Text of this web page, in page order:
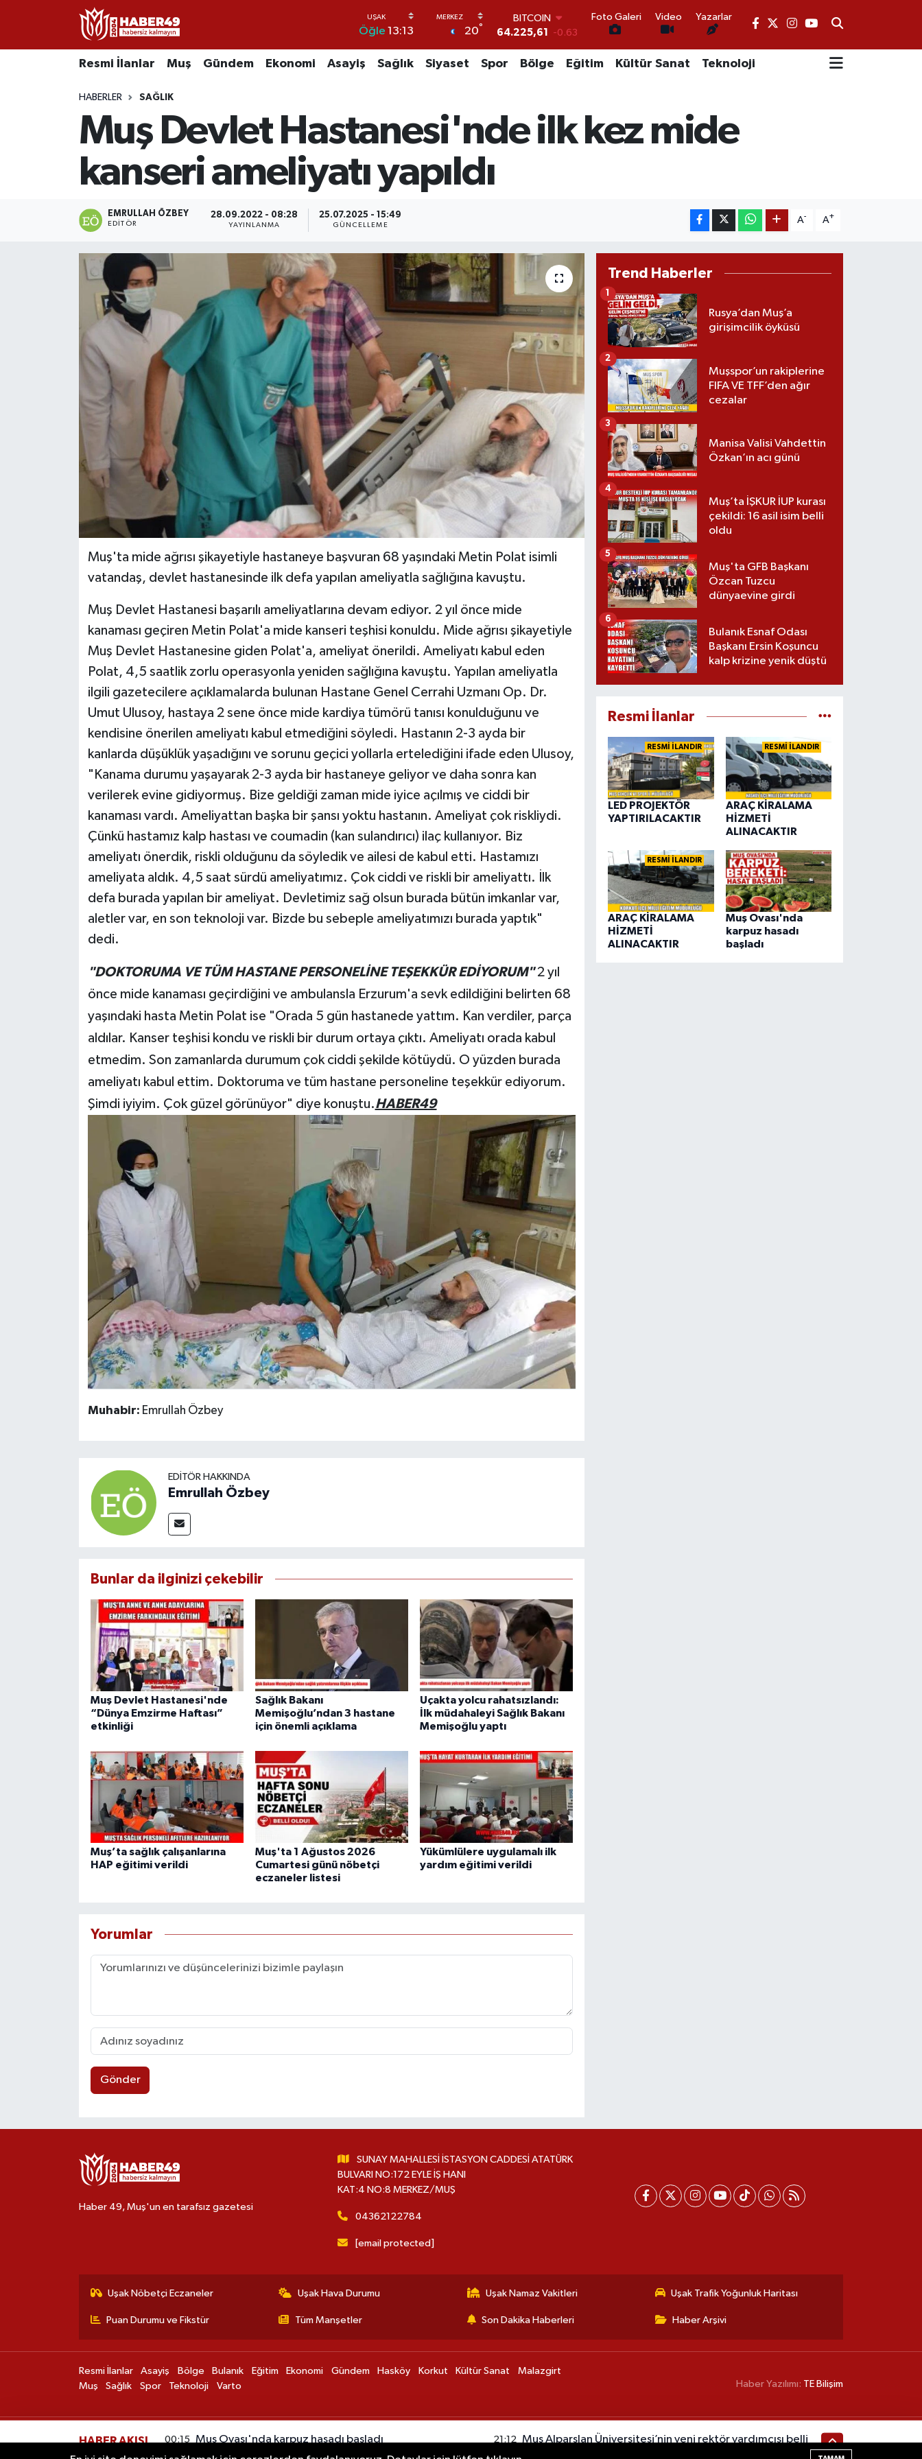
Öğle 13:13 20°
DOLAR
47,6704
0
55,0406 -0.08
6510.40
BİST100
Foto Galeri Video Yazarlar
Resmi İlanlar Muş Gündem Ekonomi Asayiş Sağlık Siyaset Spor Bölge Eğitim Kültür Sanat Teknoloji
HABERLER SAĞLIK
Muş Devlet Hastanesi'nde ilk kez mide
kanseri ameliyatı yapıldı
EMRULLAH ÖZBEY
EDITÖR
28.09.2022 - 08:28
YAYINLANMA
25.07.2025 - 15:49
GÜNCELLEME
A- A+
Muş'ta mide ağrısı şikayetiyle hastaneye başvuran 68 yaşındaki Metin Polat isimli
vatandaş, devlet hastanesinde ilk defa yapılan ameliyatla sağlığına kavuştu.
Muş Devlet Hastanesi başarılı ameliyatlarına devam ediyor. 2 yıl önce mide
kanaması geçiren Metin Polat'a mide kanseri teşhisi konuldu. Mide ağrısı şikayetiyle
Muş Devlet Hastanesine giden Polat'a, ameliyat önerildi. Ameliyatı kabul eden
Polat, 4,5 saatlik zorlu operasyonla yeniden sağlığına kavuştu. Yapılan ameliyatla
ilgili gazetecilere açıklamalarda bulunan Hastane Genel Cerrahi Uzmanı Op. Dr.
Umut Ulusoy, hastaya 2 sene önce mide kardiya tümörü tanısı konulduğunu ve
kendisine önerilen ameliyatı kabul etmediğini söyledi. Hastanın 2-3 ayda bir
kanlarda düşüklük yaşadığını ve sorunu geçici yollarla ertelediğini ifade eden Ulusoy,
"Kanama durumu yaşayarak 2-3 ayda bir hastaneye geliyor ve daha sonra kan
verilerek evine gidiyormuş. Bize geldiği zaman mide iyice açılmış ve ciddi bir
kanaması vardı. Ameliyattan başka bir şansı yoktu hastanın. Ameliyat çok riskliydi.
Çünkü hastamız kalp hastası ve coumadin (kan sulandırıcı) ilaç kullanıyor. Biz
ameliyatı önerdik, riskli olduğunu da söyledik ve ailesi de kabul etti. Hastamızı
ameliyata aldık. 4,5 saat sürdü ameliyatımız. Çok ciddi ve riskli bir ameliyattı. İlk
defa burada yapılan bir ameliyat. Devletimiz sağ olsun burada bütün imkanlar var,
aletler var, en son teknoloji var. Bizde bu sebeple ameliyatımızı burada yaptık"
dedi.
"DOKTORUMA VE TÜM HASTANE PERSONELİNE TEŞEKKÜR EDİYORUM"2 yıl
önce mide kanaması geçirdiğini ve ambulansla Erzurum'a sevk edildiğini belirten 68
yaşındaki hasta Metin Polat ise "Orada 5 gün hastanede yattım. Kan verdiler, parça
aldılar. Kanser teşhisi kondu ve riskli bir durum ortaya çıktı. Ameliyatı orada kabul
etmedim. Son zamanlarda durumum çok ciddi şekilde kötüydü. O yüzden burada
ameliyatı kabul ettim. Doktoruma ve tüm hastane personeline teşekkür ediyorum.
Şimdi iyiyim. Çok güzel görünüyor" diye konuştu.HABER49
Muhabir: Emrullah Özbey
EDITÖR HAKKINDA
Emrullah Özbey
Bunlar da ilginizi çekebilir
Muş Devlet Hastanesi'nde
“Dünya Emzirme Haftası”
etkinliği
Sağlık Bakanı
Memişoğlu’ndan 3 hastane
için önemli açıklama
Uçakta yolcu rahatsızlandı:
İlk müdahaleyi Sağlık Bakanı
Memişoğlu yaptı
Muş’ta sağlık çalışanlarına
HAP eğitimi verildi
Muş'ta 1 Ağustos 2026
Cumartesi günü nöbetçi
eczaneler listesi
Yükümlülere uygulamalı ilk
yardım eğitimi verildi
Yorumlar
Gönder
Trend Haberler
Rusya’dan Muş’a
girişimcilik öyküsü
1
Muşspor’un rakiplerine
FIFA VE TFF’den ağır
cezalar
2
Manisa Valisi Vahdettin
Özkan’ın acı günü
3
Muş’ta İŞKUR İUP kurası
çekildi: 16 asil isim belli
oldu
4
Muş'ta GFB Başkanı
Özcan Tuzcu
dünyaevine girdi
5
Bulanık Esnaf Odası
Başkanı Ersin Koşuncu
kalp krizine yenik düştü
6
Resmi İlanlar
RESMİ İLANDIR
LED PROJEKTÖR
YAPTIRILACAKTIR
RESMİ İLANDIR
ARAÇ KİRALAMA
HİZMETİ
ALINACAKTIR
RESMİ İLANDIR
ARAÇ KİRALAMA
HİZMETİ
ALINACAKTIR
Muş Ovası'nda
karpuz hasadı
başladı
Haber 49, Muş'un en tarafsız gazetesi
SUNAY MAHALLESİ İSTASYON CADDESİ ATATÜRK
BULVARI NO:172 EYLE İŞ HANI
KAT:4 NO:8 MERKEZ/MUŞ
04362122784
[email protected]
Uşak Nöbetçi Eczaneler Uşak Hava Durumu Uşak Namaz Vakitleri Uşak Trafik Yoğunluk Haritası
Puan Durumu ve Fikstür Tüm Manşetler Son Dakika Haberleri Haber Arşivi
Resmi İlanlar Asayiş Bölge Bulanık Eğitim Ekonomi Gündem Hasköy Korkut Kültür Sanat
Malazgirt
Muş
Sağlık Spor Teknoloji Varto Haber Yazılımı: TE Bilişim
HABER AKIŞI 00:15 Muş Ovası'nda karpuz hasadı başladı 21:12 Muş Alparslan Üniversitesi’nin yeni rektör yardımcısı belli
Resmi İlanlar
Gündem
Kültür Sanat
Bulanık
Malazgirt
Uşak Nöbetçi Eczaneler
Uşak Namaz Vakitleri
Uşak Trafik Yoğunluk Haritası
Tüm Manşetler
Son Dakika Haberleri
Haber Arşivi